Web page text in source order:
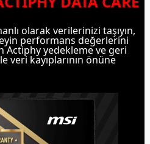
olarak verilerinizi taşıyın,
performans değerlerini
yedekleme ve geri
veri kayıplarının önüne